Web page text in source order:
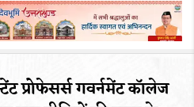
गवर्नमेंट कॉलेज